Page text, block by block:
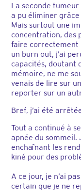
La seconde tumeur
a pu éliminer grâce
Mais surtout une
concentration, des
faire correctement
un burn out, j’ai
capacités, doutant
mémoire, ne me
venais de lire sur
reporter sur un
Bref, j’ai été
Tout a continué à
apnée du sommeil.
enchaînant les
kiné pour des
A ce jour, je n’ai
certain que je ne